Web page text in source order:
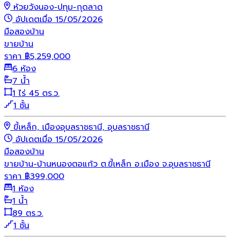
ห้วยวังนอง-ปทุม-กุดลาด
อัปเดตเมื่อ 15/05/2026
มือสองบ้าน
ขายบ้าน
ราคา ฿5,259,000
6 ห้อง
7 น้ำ
1 ไร่ 45 ตร.ว.
1 ชั้น
ขี้เหล็ก, เมืองอุบลราชธานี, อุบลราชธานี
อัปเดตเมื่อ 15/05/2026
มือสองบ้าน
ขายบ้าน-บ้านหนองตอแก้ว ต.ขี้เหล็ก อ.เมือง จ.อุบลราชธานี
ราคา ฿399,000
1 ห้อง
1 น้ำ
89 ตร.ว.
1 ชั้น